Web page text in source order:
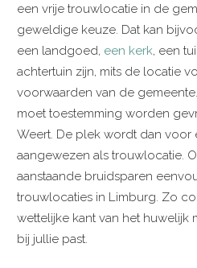
een vrije trouwlocatie in de
geweldige keuze. Dat kan
een landgoed, een kerk, een
achtertuin zijn, mits de locatie
voorwaarden van de
moet toestemming worden
Weert. De plek wordt dan voor
aangewezen als trouwlocatie.
aanstaande bruidsparen
trouwlocaties in Limburg. Zo
wettelijke kant van het huwelijk
bij jullie past.